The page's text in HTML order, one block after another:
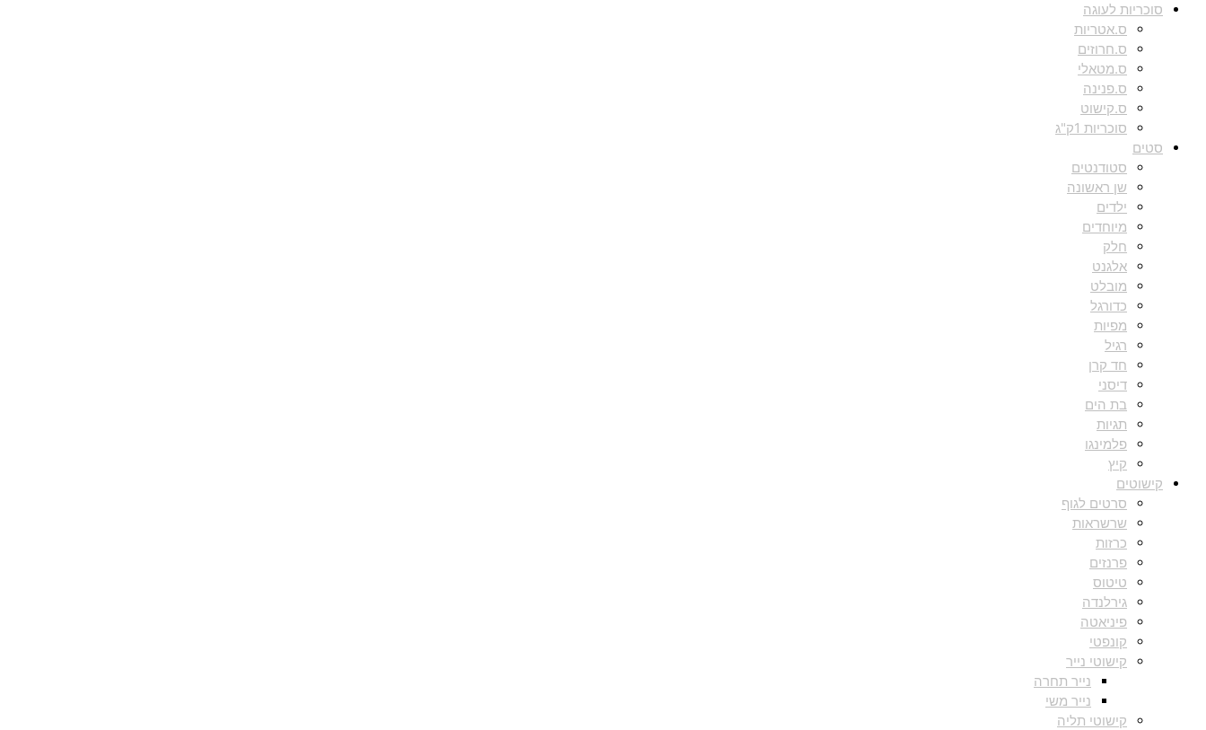
סוכריות לעוגה
ס.אטריות
ס.חרוזים
ס.מטאלי
ס.פנינה
ס.קישוט
סוכריות 1ק"ג
סטים
סטודנטים
שן ראשונה
ילדים
מיוחדים
חלק
אלגנט
מובלט
כדורגל
מפיות
רגיל
חד קרן
דיסני
בת הים
תגיות
פלמינגו
קיץ
קישוטים
סרטים לגוף
שרשראות
כרזות
פרנזים
טיטוס
גירלנדה
פיניאטה
קונפטי
קישוטי נייר
נייר תחרה
נייר משי
קישוטי תליה